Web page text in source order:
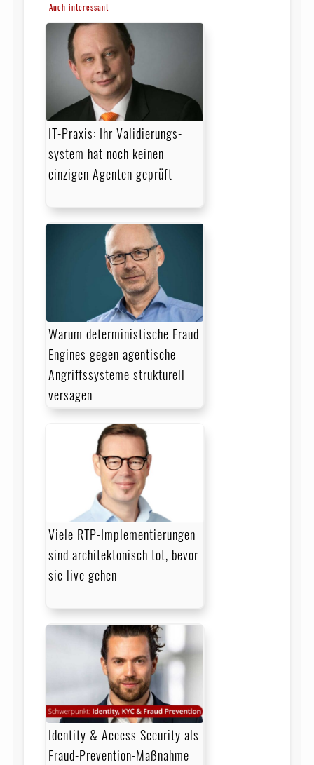
Auch interessant
IT-Praxis: Ihr Validierungs­
system hat noch keinen
einzigen Agenten geprüft
Warum deterministische Fraud
Engines gegen agentische
Angriffssysteme strukturell
versagen
Viele RTP-Implementierungen
sind architektonisch tot, bevor
sie live gehen
Identity & Access Security als
Fraud-Prevention-Maßnahme